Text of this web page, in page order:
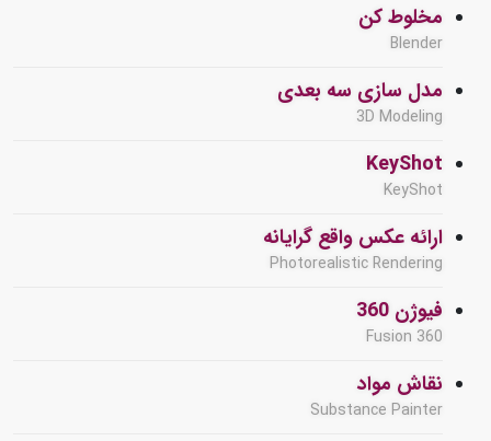
مخلوط کن
Blender
مدل سازی سه بعدی
3D Modeling
KeyShot
KeyShot
ارائه عکس واقع گرایانه
Photorealistic Rendering
فیوژن 360
Fusion 360
نقاش مواد
Substance Painter